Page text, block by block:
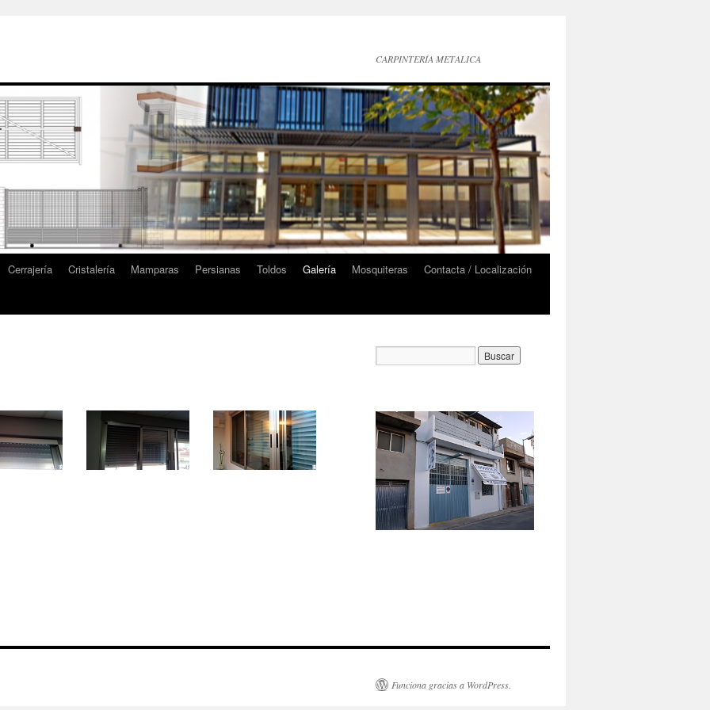
CARPINTERÍA METALICA
Cerrajería Cristalería Mamparas Persianas Toldos Galería Mosquiteras
Contacta / Localización
Funciona gracias a WordPress.